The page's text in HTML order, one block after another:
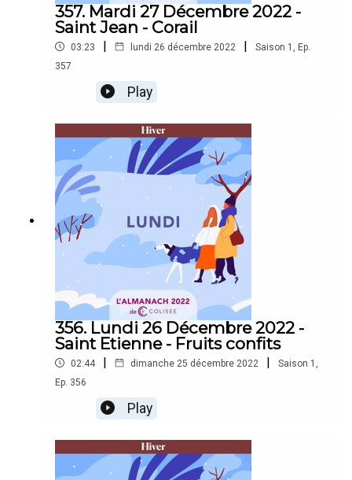
357. Mardi 27 Décembre 2022 -
Saint Jean - Corail
03:23 | lundi 26 décembre 2022 | Saison 1
Ep.
357
Play
356. Lundi 26 Décembre 2022 -
Saint Etienne - Fruits confits
02:44 | dimanche 25 décembre 2022 | Saison 1
Ep. 356
Play